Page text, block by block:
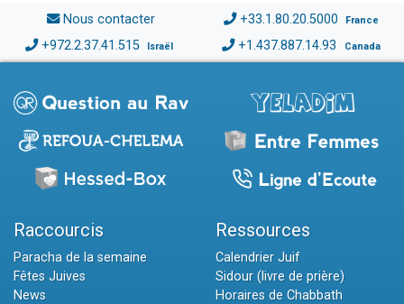
Nous contacter +33.1.80.20.5000 France
+972.2.37.41.515 Israël +1.437.887.14.93 Canada
Raccourcis
Paracha de la semaine
Fêtes Juives
News
Ressources
Calendrier Juif
Sidour (livre de prière)
Horaires de Chabbath